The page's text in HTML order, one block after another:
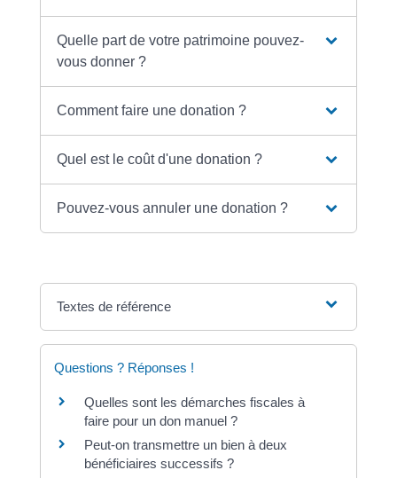
Quelle part de votre patrimoine pouvez-
vous donner ?
Comment faire une donation ?
Quel est le coût d'une donation ?
Pouvez-vous annuler une donation ?
Textes de référence
Questions ? Réponses !
Quelles sont les démarches fiscales à
faire pour un don manuel ?
Peut-on transmettre un bien à deux
bénéficiaires successifs ?